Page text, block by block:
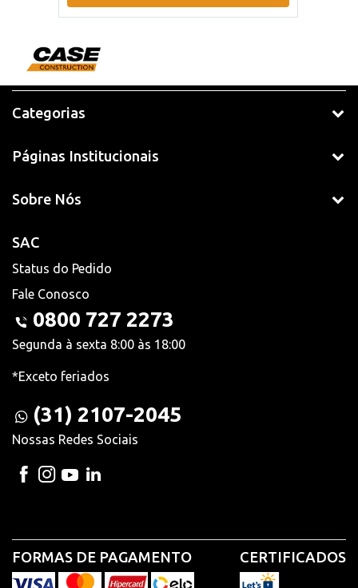
Categorias
Páginas Institucionais
Sobre Nós
SAC
Status do Pedido
Fale Conosco
0800 727 2273
Segunda à sexta 8:00 às 18:00
*Exceto feriados
(31) 2107-2045
Nossas Redes Sociais
FORMAS DE PAGAMENTO CERTIFICADOS